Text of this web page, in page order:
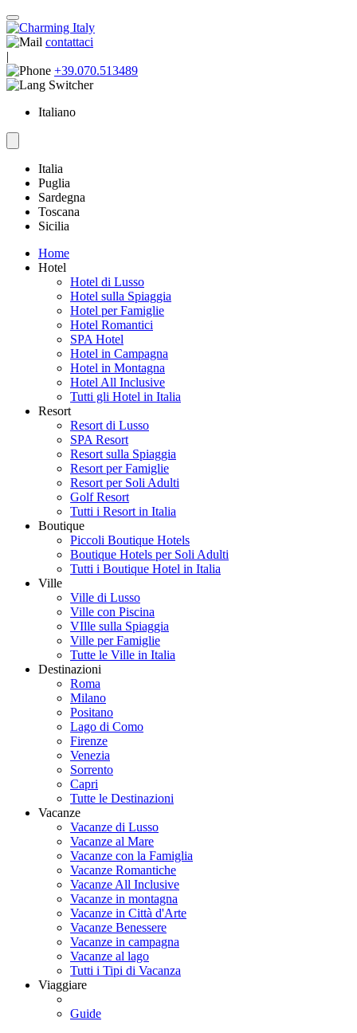
contattaci
|
+39.070.513489
Italiano
Italia
Puglia
Sardegna
Toscana
Sicilia
Home
Hotel
Hotel di Lusso
Hotel sulla Spiaggia
Hotel per Famiglie
Hotel Romantici
SPA Hotel
Hotel in Campagna
Hotel in Montagna
Hotel All Inclusive
Tutti gli Hotel in Italia
Resort
Resort di Lusso
SPA Resort
Resort sulla Spiaggia
Resort per Famiglie
Resort per Soli Adulti
Golf Resort
Tutti i Resort in Italia
Boutique
Piccoli Boutique Hotels
Boutique Hotels per Soli Adulti
Tutti i Boutique Hotel in Italia
Ville
Ville di Lusso
Ville con Piscina
VIlle sulla Spiaggia
Ville per Famiglie
Tutte le Ville in Italia
Destinazioni
Roma
Milano
Positano
Lago di Como
Firenze
Venezia
Sorrento
Capri
Tutte le Destinazioni
Vacanze
Vacanze di Lusso
Vacanze al Mare
Vacanze con la Famiglia
Vacanze Romantiche
Vacanze All Inclusive
Vacanze in montagna
Vacanze in Città d'Arte
Vacanze Benessere
Vacanze in campagna
Vacanze al lago
Tutti i Tipi di Vacanza
Viaggiare
Guide